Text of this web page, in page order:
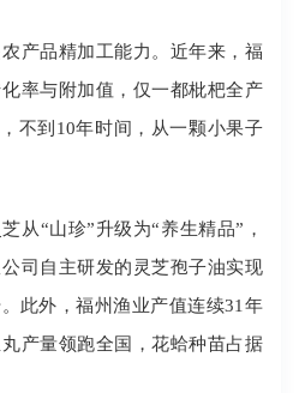
品精加工能力。近年来，福
率与附加值，仅一都枇杷全产
不到10年时间，从一颗小果子
“山珍”升级为“养生精品”，
司自主研发的灵芝孢子油实现
此外，福州渔业产值连续31年
产量领跑全国，花蛤种苗占据